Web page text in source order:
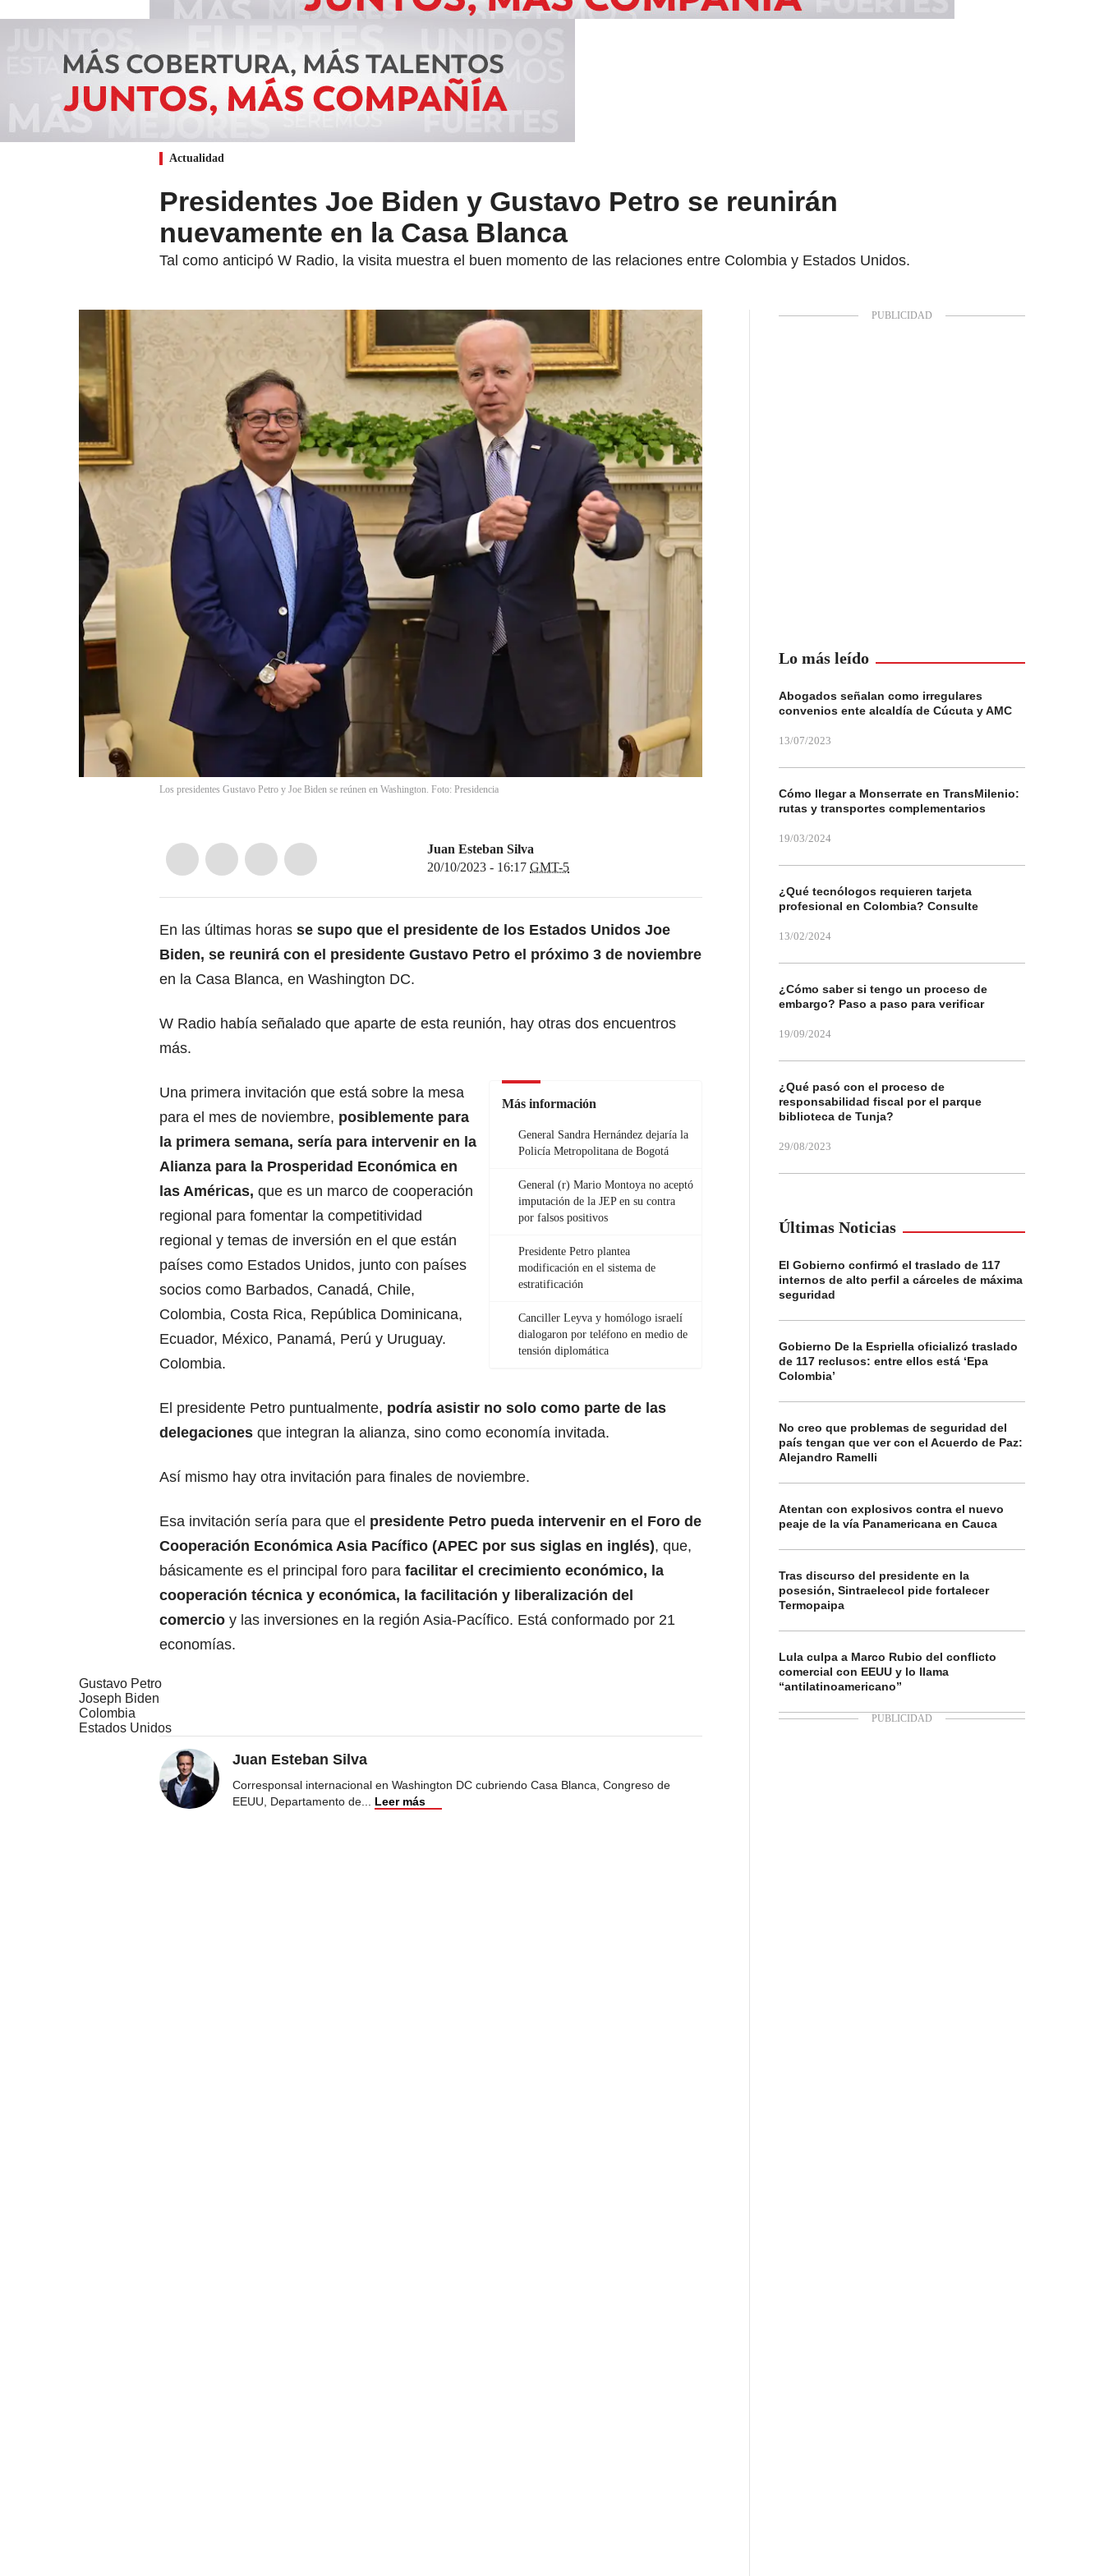
Actualidad
Presidentes Joe Biden y Gustavo Petro se reunirán
nuevamente en la Casa Blanca
Tal como anticipó W Radio, la visita muestra el buen momento de las relaciones entre Colombia y Estados Unidos.
Los presidentes Gustavo Petro y Joe Biden se reúnen en Washington. Foto: Presidencia
Juan Esteban Silva
20/10/2023 - 16:17 GMT-5
En las últimas horas se supo que el presidente de los Estados Unidos Joe
Biden, se reunirá con el presidente Gustavo Petro el próximo 3 de noviembre
en la Casa Blanca, en Washington DC.
W Radio había señalado que aparte de esta reunión, hay otras dos encuentros
más.
Más información
General Sandra Hernández dejaría la
Policía Metropolitana de Bogotá
General (r) Mario Montoya no aceptó
imputación de la JEP en su contra
por falsos positivos
Presidente Petro plantea
modificación en el sistema de
estratificación
Canciller Leyva y homólogo israelí
dialogaron por teléfono en medio de
tensión diplomática
Una primera invitación que está sobre la mesa
para el mes de noviembre, posiblemente para
la primera semana, sería para intervenir en la
Alianza para la Prosperidad Económica en
las Américas, que es un marco de cooperación
regional para fomentar la competitividad
regional y temas de inversión en el que están
países como Estados Unidos, junto con países
socios como Barbados, Canadá, Chile,
Colombia, Costa Rica, República Dominicana,
Ecuador, México, Panamá, Perú y Uruguay.
Colombia.
El presidente Petro puntualmente, podría asistir no solo como parte de las
delegaciones que integran la alianza, sino como economía invitada.
Así mismo hay otra invitación para finales de noviembre.
Esa invitación sería para que el presidente Petro pueda intervenir en el Foro de
Cooperación Económica Asia Pacífico (APEC por sus siglas en inglés), que,
básicamente es el principal foro para facilitar el crecimiento económico, la
cooperación técnica y económica, la facilitación y liberalización del
comercio y las inversiones en la región Asia-Pacífico. Está conformado por 21
economías.
Gustavo Petro
Joseph Biden
Colombia
Estados Unidos
Juan Esteban Silva
Corresponsal internacional en Washington DC cubriendo Casa Blanca, Congreso de
EEUU, Departamento de... Leer más
Lo más leído
Abogados señalan como irregulares
convenios ente alcaldía de Cúcuta y AMC
13/07/2023
Cómo llegar a Monserrate en TransMilenio:
rutas y transportes complementarios
19/03/2024
¿Qué tecnólogos requieren tarjeta
profesional en Colombia? Consulte
13/02/2024
¿Cómo saber si tengo un proceso de
embargo? Paso a paso para verificar
19/09/2024
¿Qué pasó con el proceso de
responsabilidad fiscal por el parque
biblioteca de Tunja?
29/08/2023
Últimas Noticias
El Gobierno confirmó el traslado de 117
internos de alto perfil a cárceles de máxima
seguridad
Gobierno De la Espriella oficializó traslado
de 117 reclusos: entre ellos está ‘Epa
Colombia’
No creo que problemas de seguridad del
país tengan que ver con el Acuerdo de Paz:
Alejandro Ramelli
Atentan con explosivos contra el nuevo
peaje de la vía Panamericana en Cauca
Tras discurso del presidente en la
posesión, Sintraelecol pide fortalecer
Termopaipa
Lula culpa a Marco Rubio del conflicto
comercial con EEUU y lo llama
“antilatinoamericano”